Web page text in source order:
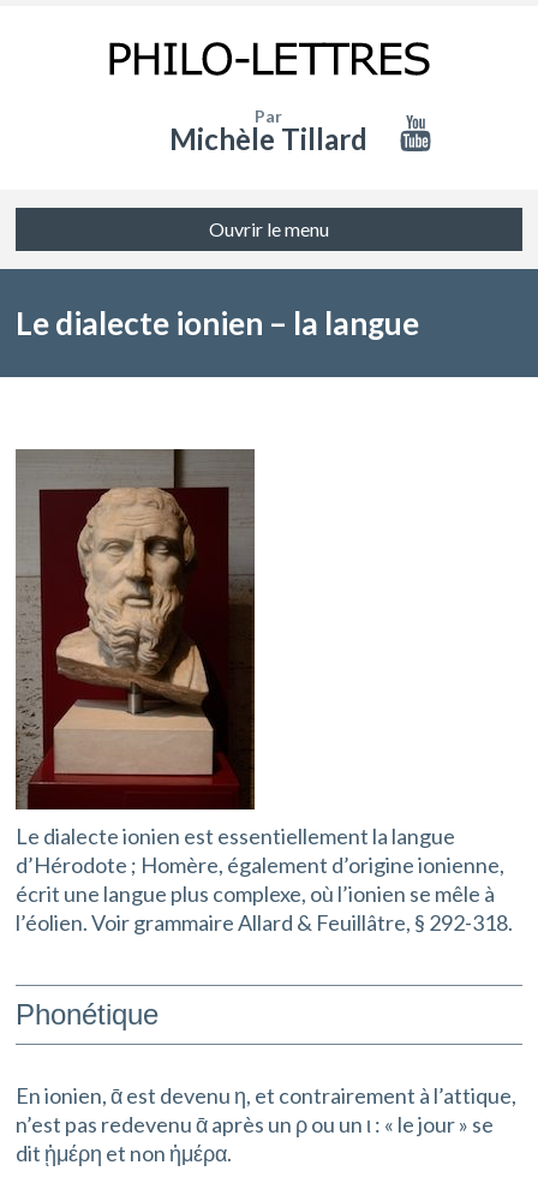
Par
Michèle Tillard
Ouvrir le menu
Le dialecte ionien – la langue
Le dialecte ionien est essentiellement la langue
d’Hérodote ; Homère, également d’origine ionienne,
écrit une langue plus complexe, où l’ionien se mêle à
l’éolien. Voir grammaire Allard & Feuillâtre, § 292-318.
Phonétique
En ionien, ᾱ est devenu η, et contrairement à l’attique,
n’est pas redevenu ᾱ après un ρ ou un ι : « le jour » se
dit ᾑμέρη et non ἡμέρα.